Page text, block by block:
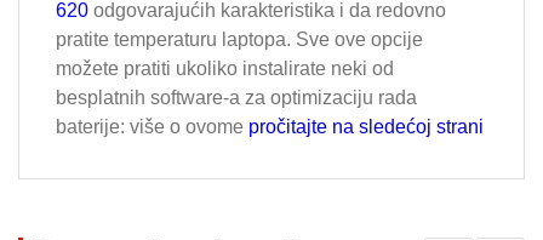
620 odgovarajućih karakteristika i da redovno
pratite temperaturu laptopa. Sve ove opcije
možete pratiti ukoliko instalirate neki od
besplatnih software-a za optimizaciju rada
baterije: više o ovome pročitajte na sledećoj strani